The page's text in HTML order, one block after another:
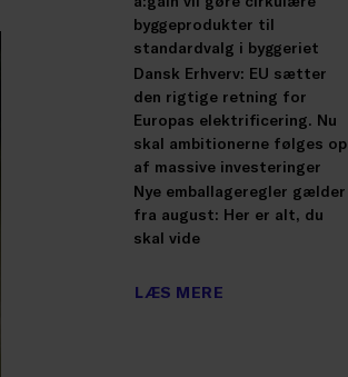
byggeprodukter til
standardvalg i byggeriet
Dansk Erhverv: EU sætter
den rigtige retning for
Europas elektrificering. Nu
skal ambitionerne følges op
af massive investeringer
Nye emballageregler gælder
fra august: Her er alt, du
skal vide
LÆS MERE